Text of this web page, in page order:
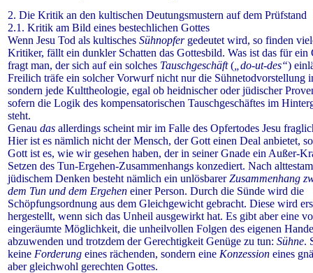
2. Die Kritik an den kultischen Deutungsmustern auf dem Prüfstand
2.1. Kritik am Bild eines bestechlichen Gottes
Wenn Jesu Tod als kultisches Sühnopfer gedeutet wird, so finden
Kritiker, fällt ein dunkler Schatten das Gottesbild. Was ist das für ein
fragt man, der sich auf ein solches Tauschgeschäft( „do-ut-des“)
Freilich träfe ein solcher Vorwurf nicht nur die Sühnetodvorstellung
sondern jede Kulttheologie, egal ob heidnischer oder jüdischer
sofern die Logik des kompensatorischen Tauschgeschäftes im
steht.
Genau das allerdings scheint mir im Falle des Opfertodes Jesu
Hier ist es nämlich nicht der Mensch, der Gott einen Deal anbietet,
Gott ist es, wie wir gesehen haben, der in seiner Gnade ein Außer-
Setzen des Tun-Ergehen-Zusammenhangs konzediert. Nach
jüdischem Denken besteht nämlich ein unlösbarerZusammenhang
dem Tun und dem Ergehen einer Person. Durch die Sünde wird die
Schöpfungsordnung aus dem Gleichgewicht gebracht. Diese wird
hergestellt, wenn sich das Unheil ausgewirkt hat. Es gibt aber eine
eingeräumte Möglichkeit, die unheilvollen Folgen des eigenen
abzuwenden und trotzdem der Gerechtigkeit Genüge zu tun: Sühne.
keine Forderung eines rächenden, sondern eine Konzession eines
aber gleichwohl gerechten Gottes.